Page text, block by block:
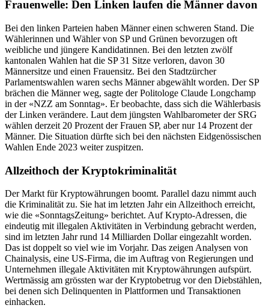
Frauenwelle: Den Linken laufen die Männer davon
Bei den linken Parteien haben Männer einen schweren Stand. Die
Wählerinnen und Wähler von SP und Grünen bevorzugen oft
weibliche und jüngere Kandidatinnen. Bei den letzten zwölf
kantonalen Wahlen hat die SP 31 Sitze verloren, davon 30
Männersitze und einen Frauensitz. Bei den Stadtzürcher
Parlamentswahlen waren sechs Männer abgewählt worden. Der SP
brächen die Männer weg, sagte der Politologe Claude Longchamp
in der «NZZ am Sonntag». Er beobachte, dass sich die Wählerbasis
der Linken verändere. Laut dem jüngsten Wahlbarometer der SRG
wählen derzeit 20 Prozent der Frauen SP, aber nur 14 Prozent der
Männer. Die Situation dürfte sich bei den nächsten Eidgenössischen
Wahlen Ende 2023 weiter zuspitzen.
Allzeithoch der Kryptokriminalität
Der Markt für Kryptowährungen boomt. Parallel dazu nimmt auch
die Kriminalität zu. Sie hat im letzten Jahr ein Allzeithoch erreicht,
wie die «SonntagsZeitung» berichtet. Auf Krypto-Adressen, die
eindeutig mit illegalen Aktivitäten in Verbindung gebracht werden,
sind im letzten Jahr rund 14 Milliarden Dollar eingezahlt worden.
Das ist doppelt so viel wie im Vorjahr. Das zeigen Analysen von
Chainalysis, eine US-Firma, die im Auftrag von Regierungen und
Unternehmen illegale Aktivitäten mit Kryptowährungen aufspürt.
Wertmässig am grössten war der Kryptobetrug vor den Diebstählen,
bei denen sich Delinquenten in Plattformen und Transaktionen
einhacken.